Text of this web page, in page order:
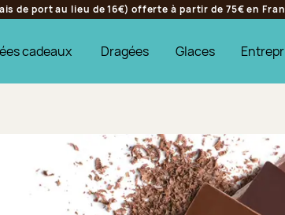
de port au lieu de 16€) offerte à partir de 75€ en
cadeaux Dragées Glaces